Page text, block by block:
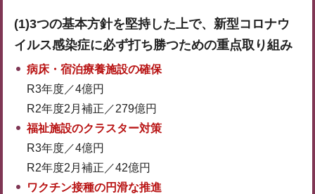
(1)3つの基本方針を堅持した上で、新型コロナウ
イルス感染症に必ず打ち勝つための重点取り組み
病床・宿泊療養施設の確保
R3年度／4億円
R2年度2月補正／279億円
福祉施設のクラスター対策
R3年度／4億円
R2年度2月補正／42億円
ワクチン接種の円滑な推進